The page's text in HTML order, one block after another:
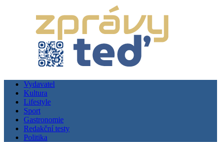
Vydavatel
Kultura
Lifestyle
Sport
Gastronomie
Redakční testy
Politika